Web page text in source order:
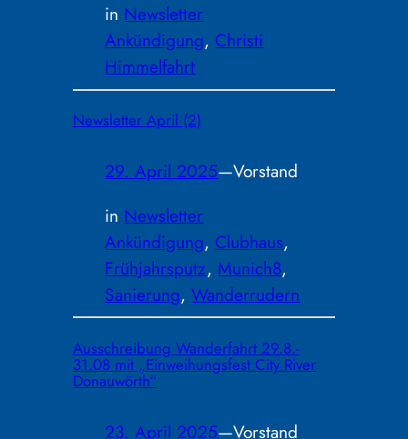
in Newsletter
Ankündigung, Christi
Himmelfahrt
Newsletter April (2)
29. April 2025—Vorstand
in Newsletter
Ankündigung, Clubhaus
Frühjahrsputz, Munich8
Sanierung, Wanderrudern
Ausschreibung Wanderfahrt 29.8.-
31.08 mit „Einweihungsfest City River
Donauwörth“
23. April 2025—Vorstand